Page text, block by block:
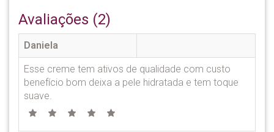
Avaliações (2)
Daniela
Esse creme tem ativos de qualidade com custo
benefício bom deixa a pele hidratada e tem toque
suave.